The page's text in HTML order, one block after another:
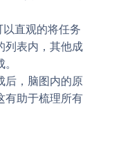
直观的将任务
列表内，其他成
后，脑图内的原
有助于梳理所有